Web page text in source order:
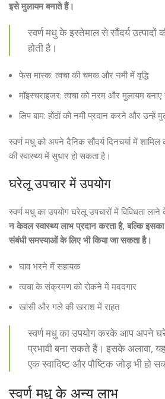
इसे मुलायम बनाते हैं।
स्वर्ण मधु के इस्तेमाल से सौंदर्य उत्पादों
होती है।
फेस मास्क: त्वचा की चमक और नमी में वृद्धि
मॉइस्चराइजर: त्वचा को नरम और मुलायम
लिप बाम: होंठों को नमी प्रदान करने और उन्हें
स्वर्ण मधु को अपने दैनिक सौंदर्य दिनचर्या में
की स्वास्थ्य में सुधार हो सकता है।
घरेलू उपचार में उपयोग
स्वर्ण मधु का उपयोग घरेलू उपचारों में विविधता
न केवल स्वास्थ्य लाभ प्रदान करता है, बल्कि इसका
संबंधी समस्याओं के लिए भी किया जा सकता है।
घाव भरने में सहायक
त्वचा के संक्रमण को रोकने में मददगार
खांसी और गले की खराश में राहत
स्वर्ण मधु का उपयोग करके आप अपने
प्रभावी बना सकते हैं। इसके अलावा,
एक स्वादिष्ट और पौष्टिक जोड़ भी हो
स्वर्ण मधु के अन्य लाभ